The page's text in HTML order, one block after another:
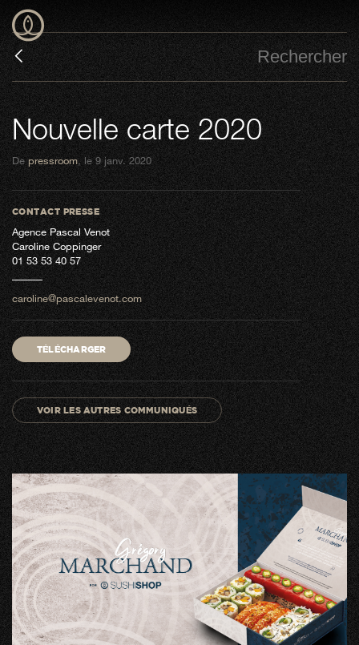
Nouvelle carte 2020
Depressroom, le 9 janv. 2020
CONTACT PRESSE
Agence Pascal Venot
Caroline Coppinger
01 53 53 40 57
caroline@pascalevenot.com
TÉLÉCHARGER
VOIR LES AUTRES COMMUNIQUÉS